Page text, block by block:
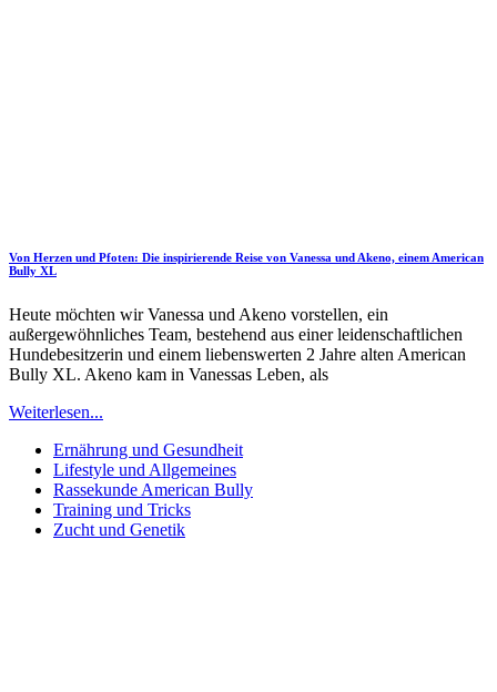
Von Herzen und Pfoten: Die inspirierende Reise von Vanessa und Akeno, einem American
Bully XL
Heute möchten wir Vanessa und Akeno vorstellen, ein
außergewöhnliches Team, bestehend aus einer leidenschaftlichen
Hundebesitzerin und einem liebenswerten 2 Jahre alten American
Bully XL. Akeno kam in Vanessas Leben, als
Weiterlesen...
Ernährung und Gesundheit
Lifestyle und Allgemeines
Rassekunde American Bully
Training und Tricks
Zucht und Genetik